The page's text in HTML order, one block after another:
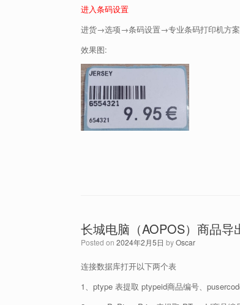
进入条码设置
进货→选项→条码设置→专业条码打印机方案
效果图:
长城电脑（AOPOS）商品导
Posted on 2024年2月5日 byOscar
连接数据库打开以下两个表
1、ptype 表提取 ptypeid商品编号、